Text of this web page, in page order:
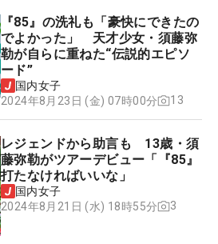
『85』の洗礼も「豪快にできたの
でよかった」 天才少女・須藤弥
勒が自らに重ねた“伝説的エピソ
ード”
国内女子
2024年8月23日 (金) 07時00分
13
レジェンドから助言も 13歳・須
藤弥勒がツアーデビュー「『85』
打たなければいいな」
国内女子
2024年8月21日 (水) 18時55分
3